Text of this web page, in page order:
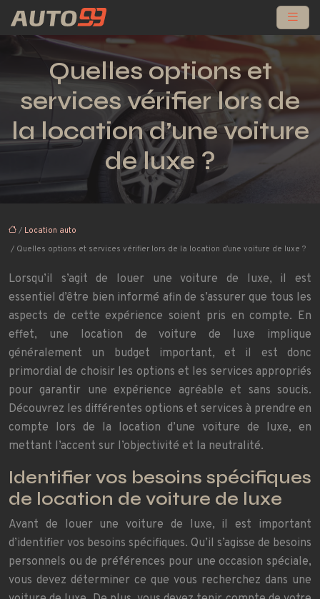
Quelles options et
services vérifier lors de
la location d’une voiture
de luxe ?
/ Location auto
/ Quelles options et services vérifier lors de la location d’une voiture de luxe ?
Lorsqu’il s’agit de louer une voiture de luxe, il est
essentiel d’être bien informé afin de s’assurer que tous les
aspects de cette expérience soient pris en compte. En
effet, une location de voiture de luxe implique
généralement un budget important, et il est donc
primordial de choisir les options et les services appropriés
pour garantir une expérience agréable et sans soucis.
Découvrez les différentes options et services à prendre en
compte lors de la location d’une voiture de luxe, en
mettant l’accent sur l’objectivité et la neutralité.
Identifier vos besoins spécifiques
de location de voiture de luxe
Avant de louer une voiture de luxe, il est important
d’identifier vos besoins spécifiques. Qu’il s’agisse de besoins
personnels ou de préférences pour une occasion spéciale,
vous devez déterminer ce que vous recherchez dans une